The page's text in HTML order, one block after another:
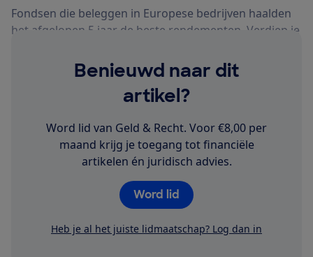
Fondsen die beleggen in Europese bedrijven haalden
het afgelopen 5 jaar de beste rendementen. Verdiep je
een fonds koopt. Kijk bijvoorbeeld op de website van
Morningstarwaar het fonds in belegt.
Benieuwd naar dit
artikel?
Word lid van Geld & Recht. Voor €8,00 per
maand krijg je toegang tot financiële
artikelen én juridisch advies.
Word lid
Heb je al het juiste lidmaatschap? Log dan in